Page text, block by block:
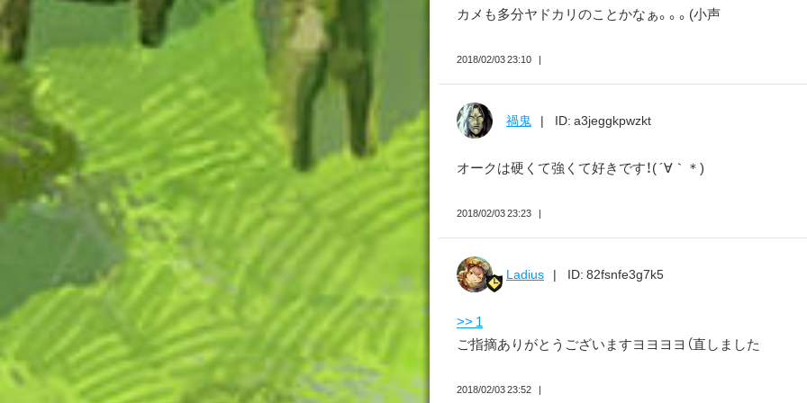
カメも多分ヤドカリのことかなぁ。。。(小声
2018/02/03 23:10
禍鬼 ID: a3jeggkpwzkt
オークは硬くて強くて好きです！( ´∀｀＊)
2018/02/03 23:23
Ladius ID: 82fsnfe3g7k5
>> 1
ご指摘ありがとうございますヨヨヨヨ（直しました
2018/02/03 23:52